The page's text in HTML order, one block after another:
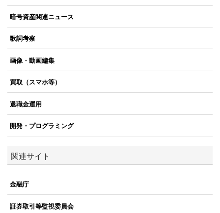
暗号資産関連ニュース
歌詞考察
画像・動画編集
買取（スマホ等）
退職金運用
開発・プログラミング
関連サイト
金融庁
証券取引等監視委員会